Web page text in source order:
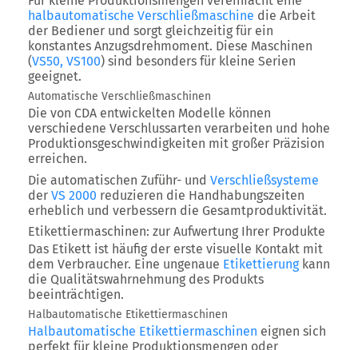
halbautomatische Verschließmaschine die Arbeit
der Bediener und sorgt gleichzeitig für ein
konstantes Anzugsdrehmoment. Diese Maschinen
(VS50, VS100) sind besonders für kleine Serien
geeignet.
Automatische Verschließmaschinen
Die von CDA entwickelten Modelle können
verschiedene Verschlussarten verarbeiten und hohe
Produktionsgeschwindigkeiten mit großer Präzision
erreichen.
Die automatischen Zuführ- und Verschließsysteme
der VS 2000 reduzieren die Handhabungszeiten
erheblich und verbessern die Gesamtproduktivität.
Etikettiermaschinen: zur Aufwertung Ihrer Produkte
Das Etikett ist häufig der erste visuelle Kontakt mit
dem Verbraucher. Eine ungenaue Etikettierung kann
die Qualitätswahrnehmung des Produkts
beeinträchtigen.
Halbautomatische Etikettiermaschinen
Halbautomatische Etikettiermaschinen eignen sich
perfekt für kleine Produktionsmengen oder